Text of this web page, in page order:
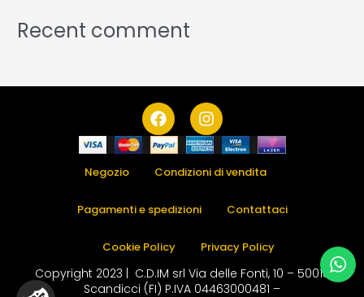
Recent comment
F
a
c
e
b
o
I
n
s
t
a
m
Negozio Condizioni di vendita
Pagamenti e spedizioni Contattaci
Cookie Policy Privacy Policy
Copyright 2023 | C.D.IM srl Via delle Fonti, 10 – 50018
Scandicci (FI) P.IVA 04463000481 –